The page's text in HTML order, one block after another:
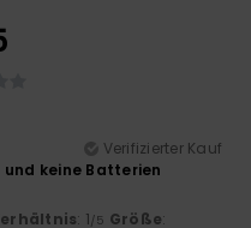
Verifizierter Kauf
keine Batterien
: 1/5 Größe: